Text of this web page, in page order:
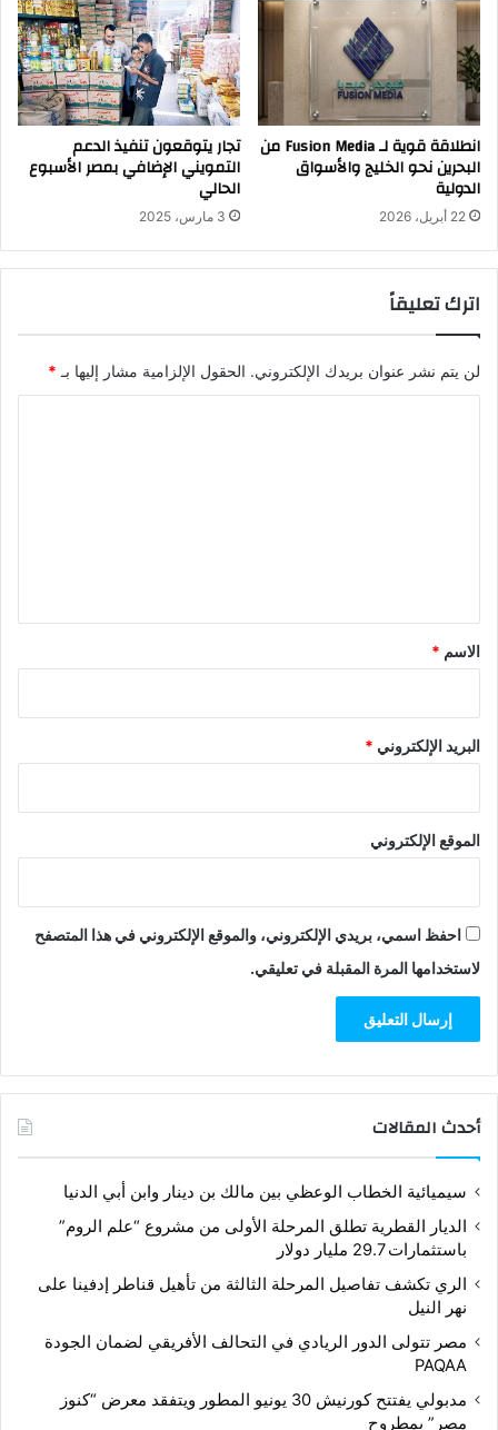
انطلاقة قوية لـ Fusion Media من
البحرين نحو الخليج والأسواق
الدولية
22 أبريل، 2026
تجار يتوقعون تنفيذ الدعم
التمويني الإضافي بمصر الأسبوع
الحالي
3 مارس، 2025
اترك تعليقاً
لن يتم نشر عنوان بريدك الإلكتروني. الحقول الإلزامية مشار إليها بـ *
*
الاسم *
البريد الإلكتروني *
الموقع الإلكتروني
احفظ اسمي، بريدي الإلكتروني، والموقع الإلكتروني في هذا المتصفح
لاستخدامها المرة المقبلة في تعليقي.
أحدث المقالات
سيميائية الخطاب الوعظي بين مالك بن دينار وابن أبي الدنيا
الديار القطرية تطلق المرحلة الأولى من مشروع “علم الروم”
باستثمارات 29.7 مليار دولار
الري تكشف تفاصيل المرحلة الثالثة من تأهيل قناطر إدفينا على
نهر النيل
مصر تتولى الدور الريادي في التحالف الأفريقي لضمان الجودة
PAQAA
مدبولي يفتتح كورنيش 30 يونيو المطور ويتفقد معرض “كنوز
مصر” بمطروح